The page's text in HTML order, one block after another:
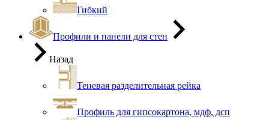
Гибкий
Профили и панели для стен
Назад
Теневая разделительная рейка
Профиль для гипсокартона, мдф, дсп